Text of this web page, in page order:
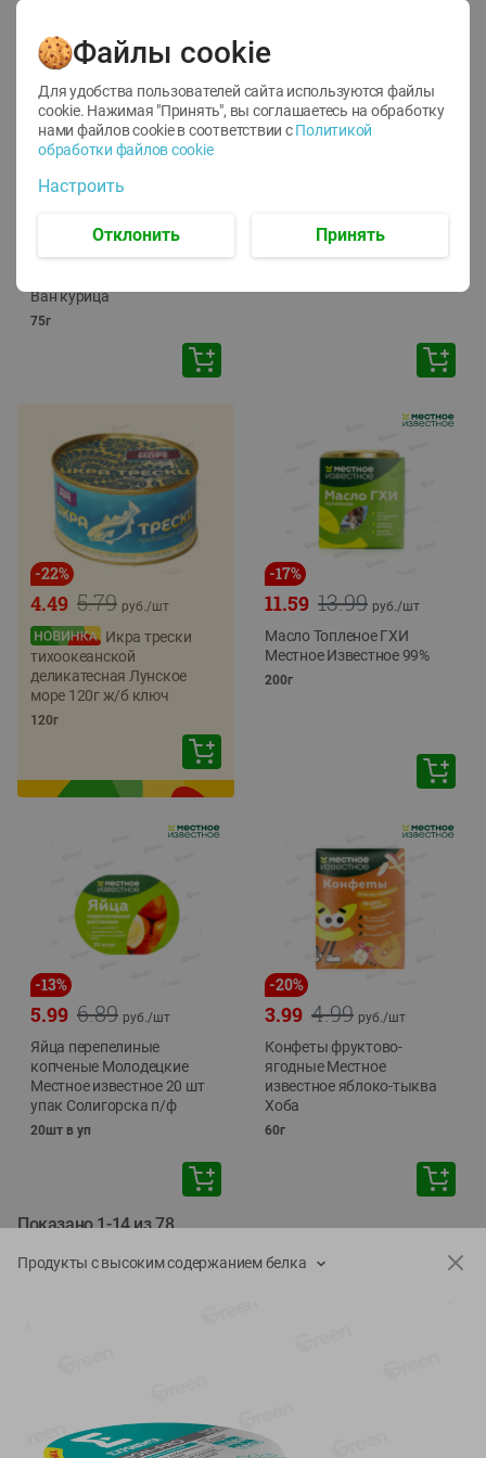
12
1.05 руб./
руб./шт
Корм влаж. для кош. с
Ван курица
75г
ТОФУ Vegetus ТВЕРДЫЙ
-22%
5.79
4.49 руб./шт
Икра трески
тихоокеанской
деликатесная Лунское
море 120г ж/б ключ
120г
-17%
13.99
11.59 руб./шт
Масло Топленое ГХИ
Местное Известное 99%
200г
-13%
6.89
5.99 руб./шт
Яйца перепелиные
копченые Молодецкие
Местное известное 20 шт
упак Солигорска п/ф
20шт в уп
-20%
4.99
3.99 руб./шт
Конфеты фруктово-
ягодные Местное
известное яблоко-тыква
Хоба
60г
Показано 1-14 из 78
Специально для вас
Продукты с высоким содержанием белка
Файлы cookie
Для удобства пользователей сайта используются файлы
cookie. Нажимая "Принять", вы соглашаетесь на обработку
нами файлов cookie в соответствии с Политикой
обработки файлов cookie
Настроить
Отклонить Принять